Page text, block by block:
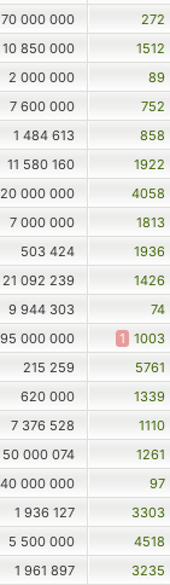
70 000 000
272
10 850 000
1512
2 000 000
89
7 600 000
752
1 484 613
858
11 580 160
1922
20 000 000
4058
7 000 000
1813
503 424
1936
21 092 239
1426
9 944 303
74
95 000 000 1 1003
215 259
5761
620 000
1339
7 376 528
1110
50 000 074
1261
40 000 000
97
1 936 127
3303
5 500 000
4518
1 961 897
3235